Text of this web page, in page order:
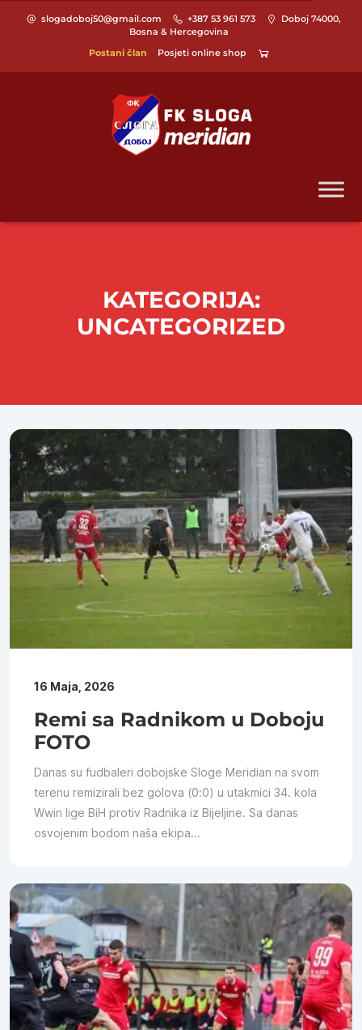
slogadoboj50@gmail.com +387 53 961 573
Doboj 74000,
Bosna & Hercegovina
Postani član
Posjeti online shop
KATEGORIJA:
UNCATEGORIZED
16 Maja, 2026
Remi sa Radnikom u Doboju
FOTO
Danas su fudbaleri dobojske Sloge Meridian na svom
terenu remizirali bez golova (0:0) u utakmici 34. kola
Wwin lige BiH protiv Radnika iz Bijeljine. Sa danas
osvojenim bodom naša ekipa...